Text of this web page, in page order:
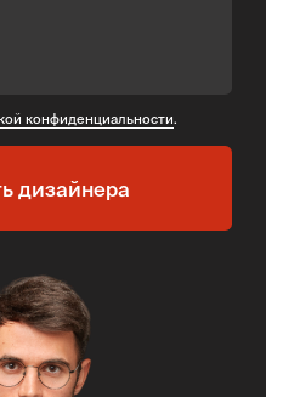
замер
мы:
материалов;
вопросам;